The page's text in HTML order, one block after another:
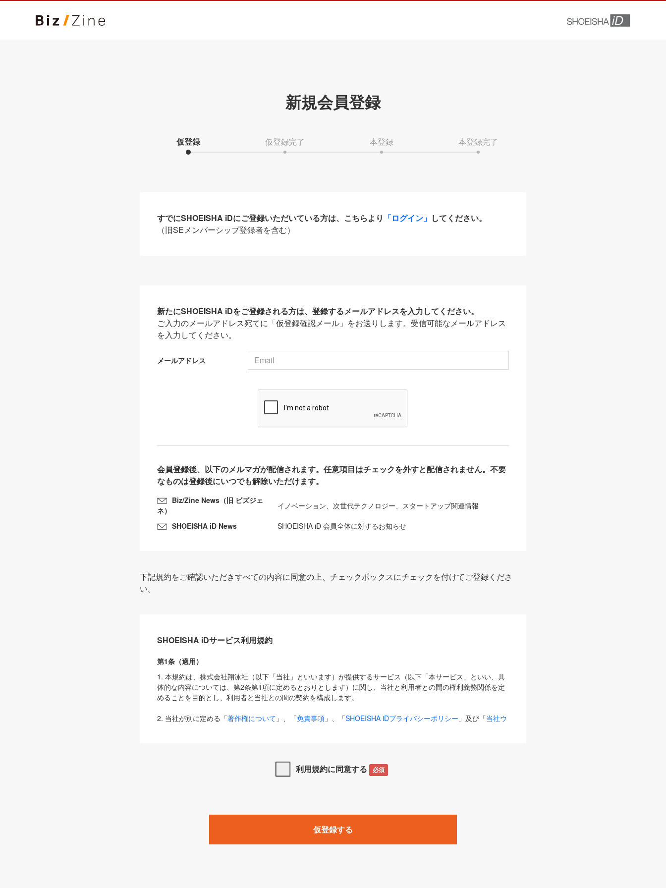
新規会員登録
仮登録 仮登録完了 本登録 本登録完了
すでにSHOEISHA iDにご登録いただいている方は、こちらより 「ログイン」 してください。
（旧SEメンバーシップ登録者を含む）
新たにSHOEISHA iDをご登録される方は、登録するメールアドレスを入力してください。
ご入力のメールアドレス宛てに「仮登録確認メール」をお送りします。受信可能なメールアドレス
を入力してください。
メールアドレス
会員登録後、以下のメルマガが配信されます。任意項目はチェックを外すと配信されません。不要
なものは登録後にいつでも解除いただけます。
Biz/Zine News（旧 ビズジェ
ネ）
イノベーション、次世代テクノロジー、スタートアップ関連情報
SHOEISHA iD News SHOEISHA iD 会員全体に対するお知らせ
下記規約をご確認いただきすべての内容に同意の上、チェックボックスにチェックを付けてご登録くださ
い。
SHOEISHA iDサービス利用規約
第1条（適用）
1. 本規約は、株式会社翔泳社（以下「当社」といいます）が提供するサービス（以下「本サービス」といい、具
体的な内容については、第2条第1項に定めるとおりとします）に関し、当社と利用者との間の権利義務関係を定
めることを目的とし、利用者と当社との間の契約を構成します。
2. 当社が別に定める「著作権について 」、「免責事項 」、「SHOEISHA iDプライバシーポリシー 」及び「当社ウ
は、本規約の規定が優先して適用されるものとします。
1. 「本サービス」とは、当社が提供する以下のサービス（名称や内容が変更された場合、変更後のサービスを含
みます）及びこれらサービスに関連して当社が実施するイベントやキャンペーンをいいます。
「SEBook」「SEShop」「CodeZine」「MarkeZine」「EnterpriseZine」「ECzine」「Biz/Zine」「HRzine」
利用規約に同意する 必須
仮登録する